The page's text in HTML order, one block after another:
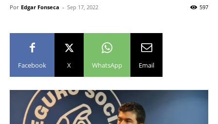
Por Edgar Fonseca - Sep 17, 2022 597
Facebook X WhatsApp Email